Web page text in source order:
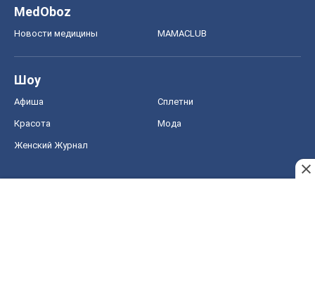
MedOboz
Новости медицины MAMACLUB
Шоу
Афиша Сплетни
Красота Мода
Женский Журнал